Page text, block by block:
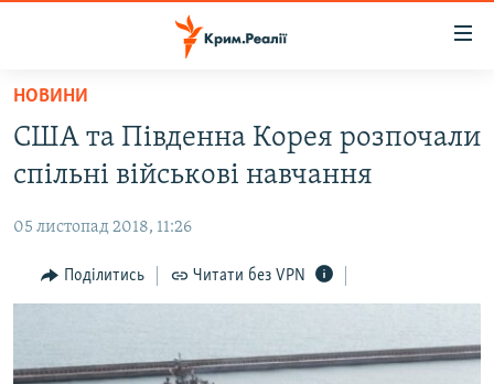
Перейти
основного
матеріалу
до
навігації
Перейти
пошуку
ПОЛІТИКА
БЛОГИ
НОВИНИ
США та Південна Корея розпочали
спільні військові навчання
05 листопад 2018, 11:26
Поділитись Читати без VPN